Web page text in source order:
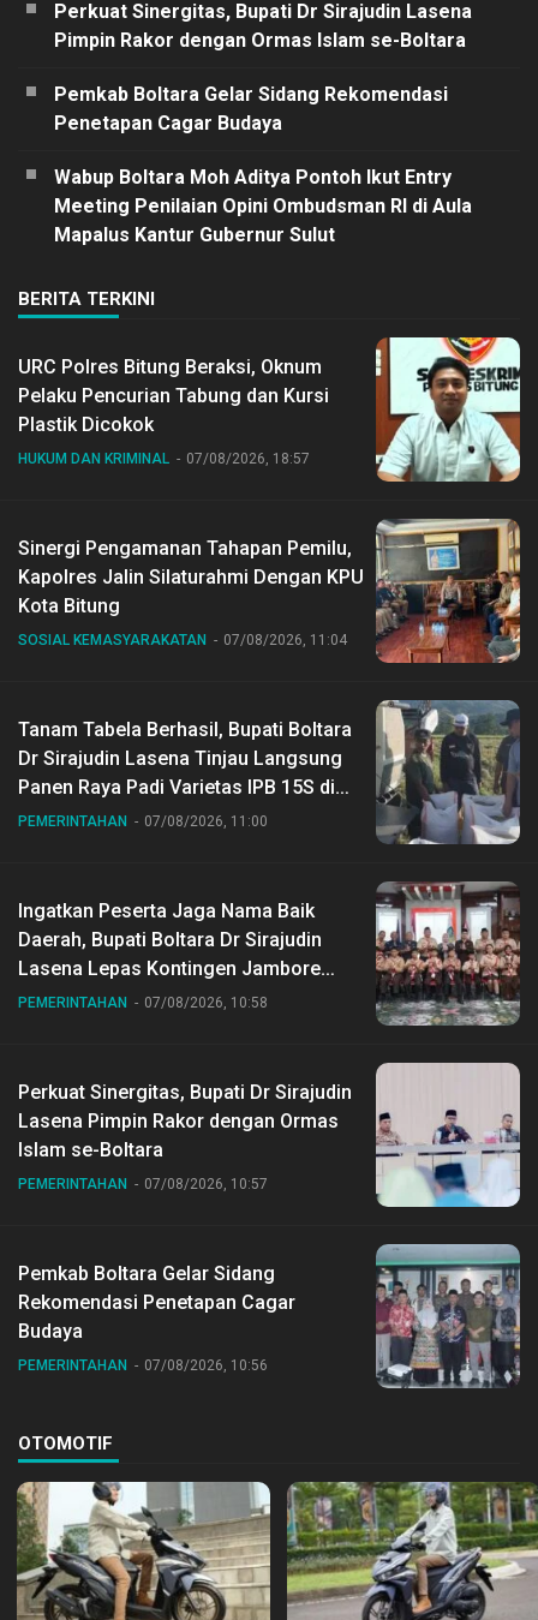
Perkuat Sinergitas, Bupati Dr Sirajudin Lasena
Pimpin Rakor dengan Ormas Islam se-Boltara
Pemkab Boltara Gelar Sidang Rekomendasi
Penetapan Cagar Budaya
Wabup Boltara Moh Aditya Pontoh Ikut Entry
Meeting Penilaian Opini Ombudsman RI di Aula
Mapalus Kantur Gubernur Sulut
BERITA TERKINI
URC Polres Bitung Beraksi, Oknum
Pelaku Pencurian Tabung dan Kursi
Plastik Dicokok
HUKUM DAN KRIMINAL 07/08/2026, 18:57
Sinergi Pengamanan Tahapan Pemilu,
Kapolres Jalin Silaturahmi Dengan KPU
Kota Bitung
SOSIAL KEMASYARAKATAN 07/08/2026, 11:04
Tanam Tabela Berhasil, Bupati Boltara
Dr Sirajudin Lasena Tinjau Langsung
Panen Raya Padi Varietas IPB 15S di
Desa Gihang
PEMERINTAHAN 07/08/2026, 11:00
Ingatkan Peserta Jaga Nama Baik
Daerah, Bupati Boltara Dr Sirajudin
Lasena Lepas Kontingen Jambore
Nasional ke XII di Buperta Cibubur
PEMERINTAHAN 07/08/2026, 10:58
Perkuat Sinergitas, Bupati Dr Sirajudin
Lasena Pimpin Rakor dengan Ormas
Islam se-Boltara
PEMERINTAHAN 07/08/2026, 10:57
Pemkab Boltara Gelar Sidang
Rekomendasi Penetapan Cagar
Budaya
PEMERINTAHAN 07/08/2026, 10:56
OTOMOTIF